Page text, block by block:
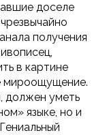
доселе
получения
в картине
мироощущение.
должен уметь
языке, но и